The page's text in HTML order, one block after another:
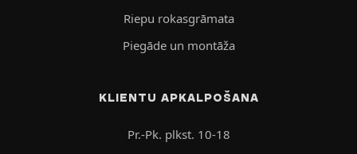
Riepu rokasgrāmata
Piegāde un montāža
KLIENTU APKALPOŠANA
Pr.-Pk. plkst. 10-18